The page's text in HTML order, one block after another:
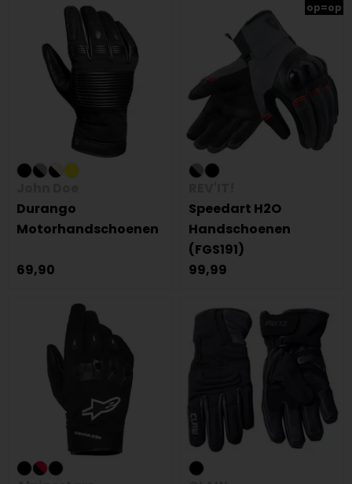
Durango
Motorhandschoenen
69,90
op=op
Speedart H2O
Handschoenen
(FGS191)
99,99